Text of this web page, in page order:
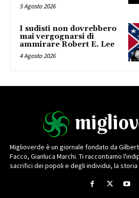
5 Agosto 2026
I sudisti non dovrebbero
mai vergognarsi di
ammirare Robert E. Lee
4 Agosto 2026
Miglioverde è un giornale fondato da
Facco, Gianluca Marchi. Ti raccontiamo
sacrifici dei popoli e degli individui, la